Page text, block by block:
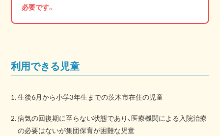
必要です。
利用できる児童
生後6月から小学3年生までの茨木市在住の児童
病気の回復期に至らない状態であり、医療機関による入院治療
の必要はないが集団保育が困難な児童